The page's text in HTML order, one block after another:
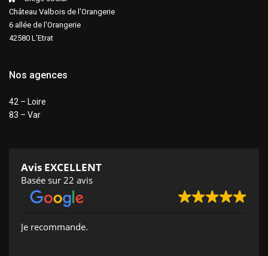
Château Valbois de l'Orangerie
6 allée de l'Orangerie
42580 L'Etrat
Nos agences
42 – Loire
83 – Var
Avis EXCELLENT
Basée sur 22 avis
Je recommande.